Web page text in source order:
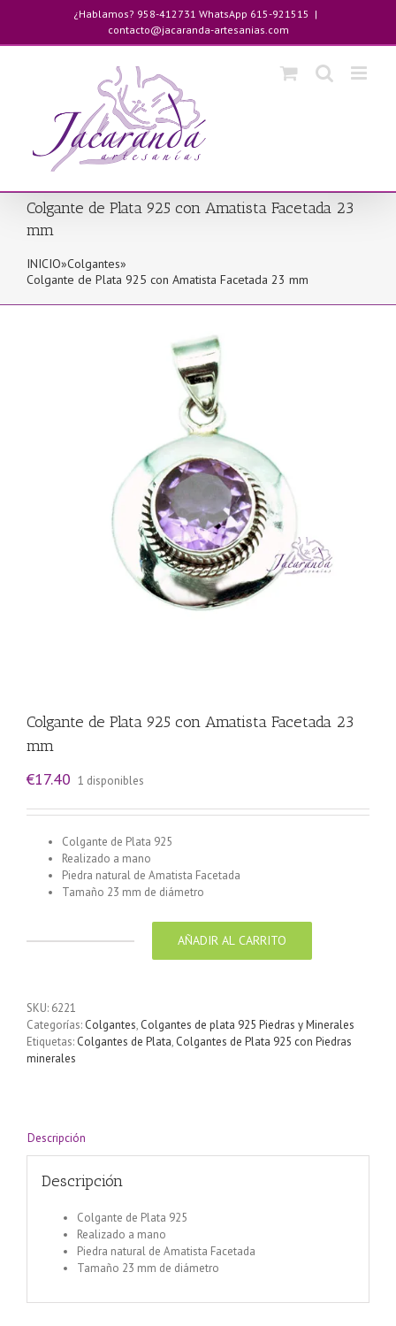
contenido
¿Hablamos? 958-412731 WhatsApp 615-921515 |
contacto@jacaranda-artesanias.com
Colgante de Plata 925 con Amatista Facetada 23
mm
INICIO»Colgantes»
Colgante de Plata 925 con Amatista Facetada 23 mm
Colgante de Plata 925 con Amatista Facetada 23
mm
€17.40 1 disponibles
Colgante de Plata 925
Realizado a mano
Piedra natural de Amatista Facetada
Tamaño 23 mm de diámetro
Amatista
Facetada
AÑADIR AL CARRITO
SKU: 6221
Categorías: Colgantes, Colgantes de plata 925 Piedras y Minerales
Etiquetas: Colgantes de Plata, Colgantes de Plata 925 con Piedras
minerales
Descripción
Descripción
Colgante de Plata 925
Realizado a mano
Piedra natural de Amatista Facetada
Tamaño 23 mm de diámetro